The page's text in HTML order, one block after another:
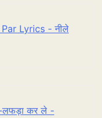
Lyrics - नीले
लफड़ा कर ले -